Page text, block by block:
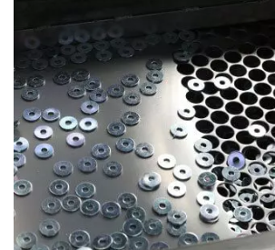
Unterlegscheibe,
Sicherungsmutter,
Sprengring, Stift)
SHOU LONG